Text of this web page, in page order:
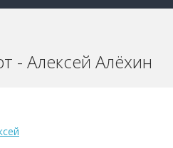
- Алексей Алёхин